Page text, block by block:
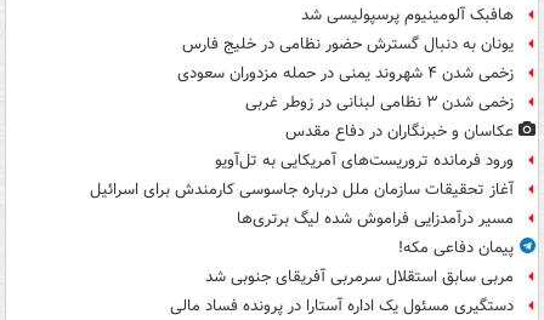
هافبک آلومینیوم پرسپولیسی شد
یونان به دنبال گسترش حضور نظامی در خلیج فارس
زخمی شدن ۴ شهروند یمنی در حمله مزدوران سعودی
زخمی شدن ۳ نظامی لبنانی در زوطر غربی
عکاسان و خبرنگاران در دفاع مقدس
ورود فرمانده تروریست‌های آمریکایی به تل‌آویو
آغاز تحقیقات سازمان ملل درباره جاسوسی کارمندش برای اسرائیل
مسیر درآمدزایی فراموش شده لیگ برتری‌ها
پیمان دفاعی مکه!
مربی سابق استقلال سرمربی آفریقای جنوبی شد
دستگیری مسئول یک اداره آستارا در پرونده فساد مالی